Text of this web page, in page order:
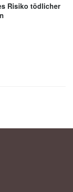
Risiko tödlicher